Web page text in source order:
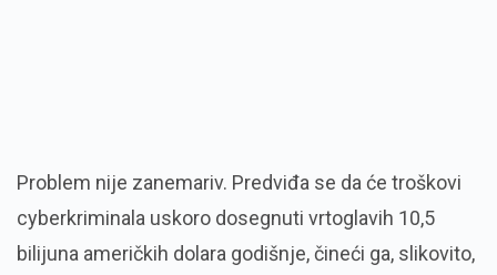
Problem nije zanemariv. Predviđa se da će troškovi
cyberkriminala uskoro dosegnuti vrtoglavih 10,5
bilijuna američkih dolara godišnje, čineći ga, slikovito,